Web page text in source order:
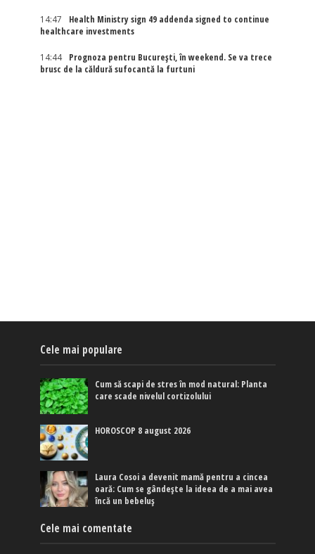
14:47
Health Ministry sign 49 addenda signed to continue
healthcare investments
14:44
Prognoza pentru București, în weekend. Se va trece
brusc de la căldură sufocantă la furtuni
Cele mai populare
Cum să scapi de stres în mod natural: Planta
care scade nivelul cortizolului
HOROSCOP 8 august 2026
Laura Cosoi a devenit mamă pentru a cincea
oară: Cum se gândește la ideea de a mai avea
încă un bebeluș
Cele mai comentate